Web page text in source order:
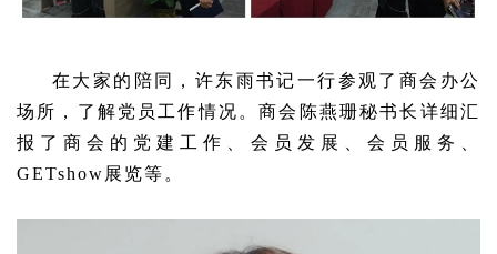
在大家的陪同，许东雨书记一行参观了商会办公
场所，了解党员工作情况。商会陈燕珊秘书长详细汇
报了商会的党建工作、会员发展、会员服务、
GETshow展览等。